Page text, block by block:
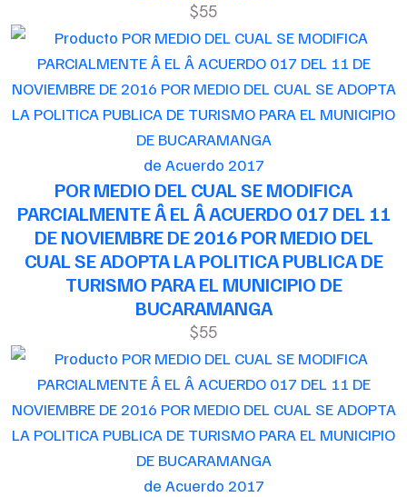
$55
de Acuerdo 2017
POR MEDIO DEL CUAL SE MODIFICA
PARCIALMENTE Â EL Â ACUERDO 017 DEL 11
DE NOVIEMBRE DE 2016 POR MEDIO DEL
CUAL SE ADOPTA LA POLITICA PUBLICA DE
TURISMO PARA EL MUNICIPIO DE
BUCARAMANGA
$55
de Acuerdo 2017